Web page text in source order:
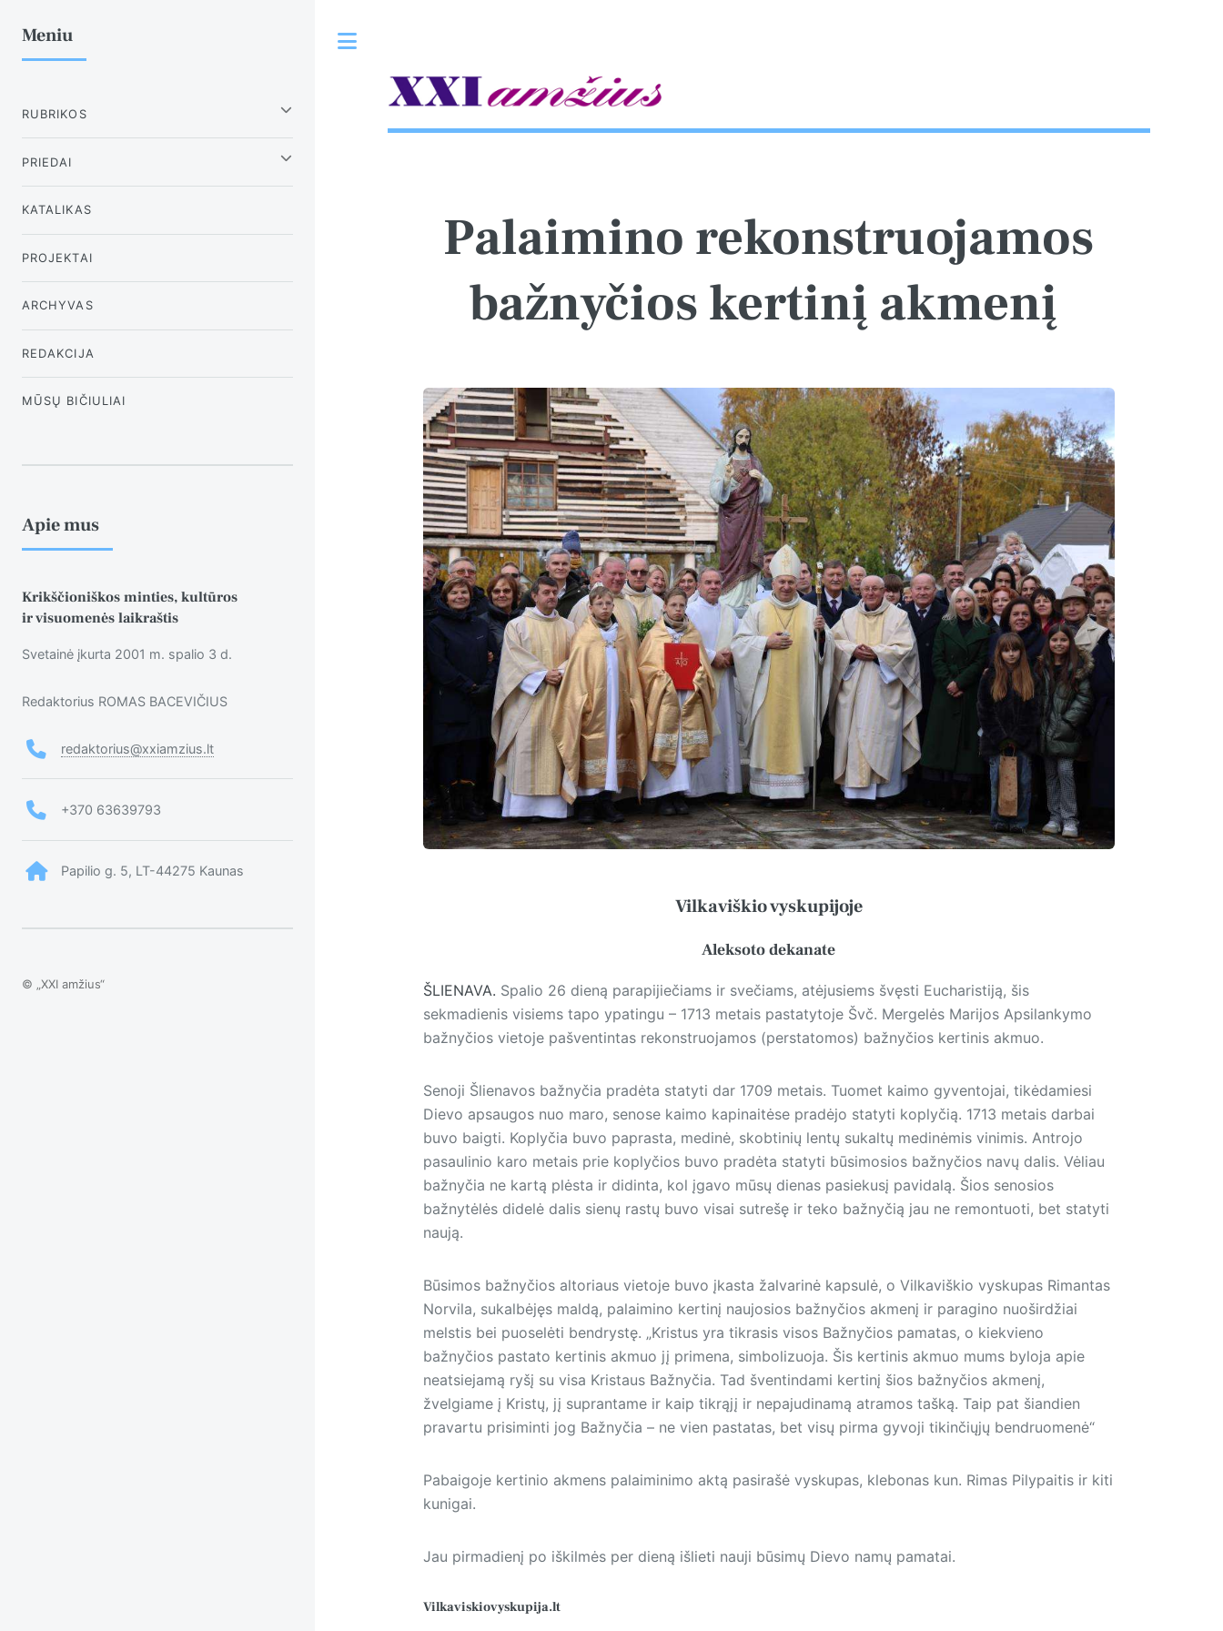
Palaimino rekonstruojamos
bažnyčios kertinį akmenį
Vilkaviškio vyskupijoje
Aleksoto dekanate
ŠLIENAVA. Spalio 26 dieną parapijiečiams ir svečiams, atėjusiems švęsti Eucharistiją, šis
sekmadienis visiems tapo ypatingu – 1713 metais pastatytoje Švč. Mergelės Marijos Apsilankymo
bažnyčios vietoje pašventintas rekonstruojamos (perstatomos) bažnyčios kertinis akmuo.
Senoji Šlienavos bažnyčia pradėta statyti dar 1709 metais. Tuomet kaimo gyventojai, tikėdamiesi
Dievo apsaugos nuo maro, senose kaimo kapinaitėse pradėjo statyti koplyčią. 1713 metais darbai
buvo baigti. Koplyčia buvo paprasta, medinė, skobtinių lentų sukaltų medinėmis vinimis. Antrojo
pasaulinio karo metais prie koplyčios buvo pradėta statyti būsimosios bažnyčios navų dalis. Vėliau
bažnyčia ne kartą plėsta ir didinta, kol įgavo mūsų dienas pasiekusį pavidalą. Šios senosios
bažnytėlės didelė dalis sienų rastų buvo visai sutrešę ir teko bažnyčią jau ne remontuoti, bet statyti
naują.
Būsimos bažnyčios altoriaus vietoje buvo įkasta žalvarinė kapsulė, o Vilkaviškio vyskupas Rimantas
Norvila, sukalbėjęs maldą, palaimino kertinį naujosios bažnyčios akmenį ir paragino nuoširdžiai
melstis bei puoselėti bendrystę. „Kristus yra tikrasis visos Bažnyčios pamatas, o kiekvieno
bažnyčios pastato kertinis akmuo jį primena, simbolizuoja. Šis kertinis akmuo mums byloja apie
neatsiejamą ryšį su visa Kristaus Bažnyčia. Tad šventindami kertinį šios bažnyčios akmenį,
žvelgiame į Kristų, jį suprantame ir kaip tikrąjį ir nepajudinamą atramos tašką. Taip pat šiandien
pravartu prisiminti jog Bažnyčia – ne vien pastatas, bet visų pirma gyvoji tikinčiųjų bendruomenė“
Pabaigoje kertinio akmens palaiminimo aktą pasirašė vyskupas, klebonas kun. Rimas Pilypaitis ir kiti
kunigai.
Jau pirmadienį po iškilmės per dieną išlieti nauji būsimų Dievo namų pamatai.
Vilkaviskiovyskupija.lt
Meniu
RUBRIKOS
PRIEDAI
KATALIKAS
PROJEKTAI
ARCHYVAS
REDAKCIJA
MŪSŲ BIČIULIAI
Apie mus
Krikščioniškos minties, kultūros
ir visuomenės laikraštis
Svetainė įkurta 2001 m. spalio 3 d.
Redaktorius ROMAS BACEVIČIUS
redaktorius@xxiamzius.lt
+370 63639793
Papilio g. 5, LT-44275 Kaunas
© „XXI amžius“